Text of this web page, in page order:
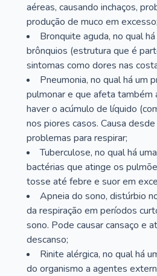
aéreas, causando inchaços,
produção de muco em excesso;
Bronquite aguda, no qual
brônquios (estrutura que é
sintomas como dores nas
Pneumonia, no qual há um
pulmonar e que afeta também
haver o acúmulo de líquido
nos piores casos. Causa
problemas para respirar;
Tuberculose, no qual há
bactérias que atinge os
tosse até febre e suor em
Apneia do sono, distúrbio
da respiração em períodos
sono. Pode causar cansaço e
descanso;
Rinite alérgica, no qual há
do organismo a agentes